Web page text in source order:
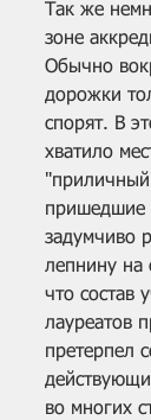
Так же
зоне
Обычно
дорожки
спорят. В
хватило
пришедшие
задумчиво
лепнину на
что состав
лауреатов
претерпел
во многих